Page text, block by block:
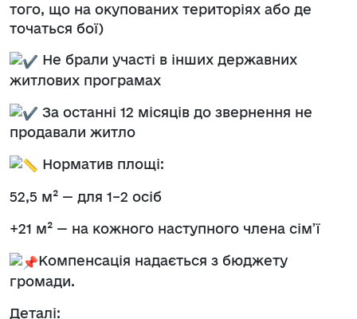
того, що на окупованих територіях або де
точаться бої)
Не брали участі в інших державних
житлових програмах
За останні 12 місяців до звернення не
продавали житло
Норматив площі:
52,5 м² — для 1–2 осіб
+21 м² — на кожного наступного члена сім’ї
Компенсація надається з бюджету
громади.
Деталі: